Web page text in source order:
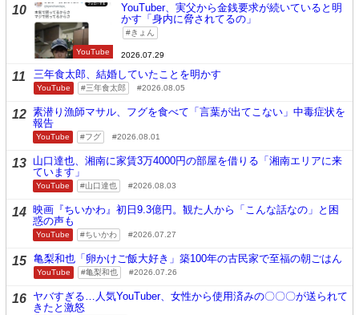
10
YouTube
YouTuber、実父から金銭要求が続いていると明
かす「身内に脅されてるの」
きょん
2026.07.29
11 三年食太郎、結婚していたことを明かす
YouTube 三年食太郎 2026.08.05
12 素潜り漁師マサル、フグを食べて「言葉が出てこない」中毒症状を
報告
YouTube フグ 2026.08.01
13 山口達也、湘南に家賃3万4000円の部屋を借りる「湘南エリアに来
ています」
YouTube 山口達也 2026.08.03
14 映画『ちいかわ』初日9.3億円。観た人から「こんな話なの」と困
惑の声も
YouTube ちいかわ 2026.07.27
15 亀梨和也「卵かけご飯大好き」築100年の古民家で至福の朝ごはん
YouTube 亀梨和也 2026.07.26
16 ヤバすぎる…人気YouTuber、女性から使用済みの〇〇〇が送られて
きたと激怒